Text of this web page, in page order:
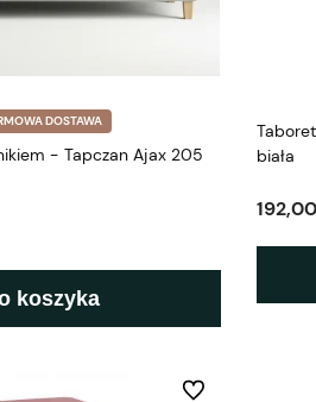
DOSTAWA
- Tapczan Ajax 205
koszyka
biała
Do ulubionych